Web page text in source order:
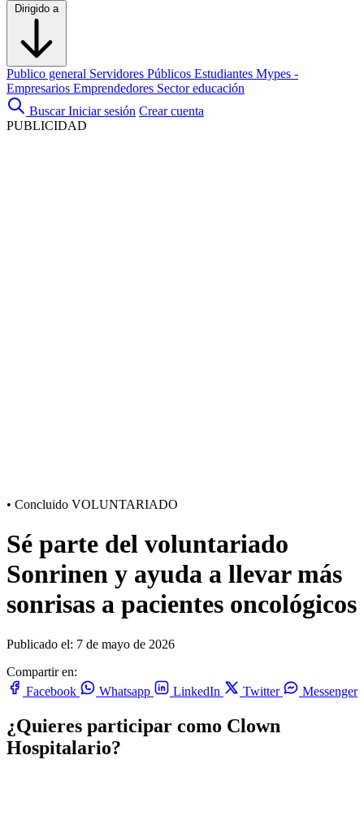
Dirigido a
Publico general Servidores Públicos Estudiantes Mypes -
Empresarios Emprendedores Sector educación
Buscar Iniciar sesión Crear cuenta
PUBLICIDAD
• Concluido VOLUNTARIADO
Sé parte del voluntariado
Sonrinen y ayuda a llevar más
sonrisas a pacientes oncológicos
Publicado el: 7 de mayo de 2026
Compartir en:
Facebook
Whatsapp LinkedIn Twitter Messenger
¿Quieres participar como Clown
Hospitalario?